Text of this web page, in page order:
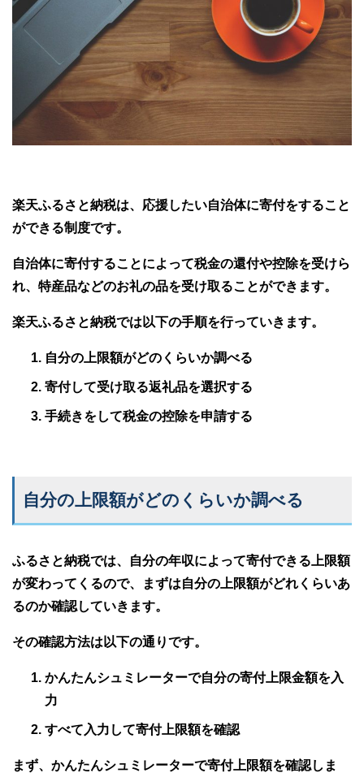
楽天ふるさと納税は、応援したい自治体に寄付をすること
ができる制度です。
自治体に寄付することによって税金の還付や控除を受けら
れ、特産品などのお礼の品を受け取ることができます。
楽天ふるさと納税では以下の手順を行っていきます。
自分の上限額がどのくらいか調べる
寄付して受け取る返礼品を選択する
手続きをして税金の控除を申請する
自分の上限額がどのくらいか調べる
ふるさと納税では、自分の年収によって寄付できる上限額
が変わってくるので、まずは自分の上限額がどれくらいあ
るのか確認していきます。
その確認方法は以下の通りです。
かんたんシュミレーターで自分の寄付上限金額を入
力
すべて入力して寄付上限額を確認
まず、かんたんシュミレーターで寄付上限額を確認しま